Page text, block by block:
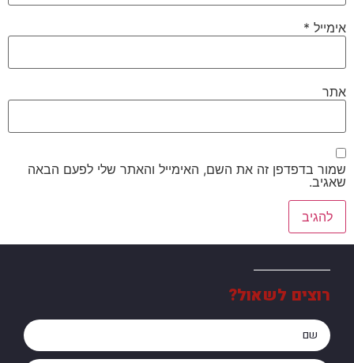
אימייל *
אתר
שמור בדפדפן זה את השם, האימייל והאתר שלי לפעם הבאה
שאגיב.
רוצים לשאול?